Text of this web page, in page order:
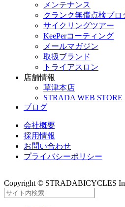
メンテナンス
クランク無償点検プロ
サイクリングツアー
KeePerコーティング
メールマガジン
取扱ブランド
トライアスロン
店舗情報
草津本店
STRADA WEB STORE
ブログ
会社概要
採用情報
お問い合わせ
プライバシーポリシー
Copyright © STRADABICYCLES